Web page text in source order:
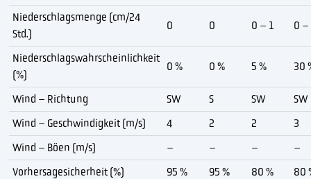
Niederschlagsmenge (cm/24
Std.)
0 0 0 – 1 0 –
Niederschlagswahrscheinlichkeit
(%)
0 % 0 % 5 % 30
Wind – Richtung SW S SW
SW
Wind – Geschwindigkeit (m/s)
4 2 2
3
Wind – Böen (m/s)
– – –
–
Vorhersagesicherheit (%)
95 % 95 % 80 % 80